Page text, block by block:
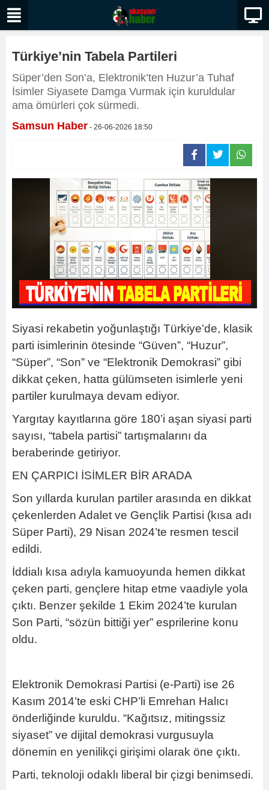
Türkiye’nin Tabela Partileri
Süper’den Son’a, Elektronik’ten Huzur’a Tuhaf
İsimler Siyasete Damga Vurmak için kuruldular
ama ömürleri çok sürmedi.
Samsun Haber - 26-06-2026 18:50
Siyasi rekabetin yoğunlaştığı Türkiye’de, klasik
parti isimlerinin ötesinde “Güven”, “Huzur”,
“Süper”, “Son” ve “Elektronik Demokrasi” gibi
dikkat çeken, hatta gülümseten isimlerle yeni
partiler kurulmaya devam ediyor.
Yargıtay kayıtlarına göre 180’i aşan siyasi parti
sayısı, “tabela partisi” tartışmalarını da
beraberinde getiriyor.
EN ÇARPICI İSİMLER BİR ARADA
Son yıllarda kurulan partiler arasında en dikkat
çekenlerden Adalet ve Gençlik Partisi (kısa adı
Süper Parti), 29 Nisan 2024’te resmen tescil
edildi.
İddialı kısa adıyla kamuoyunda hemen dikkat
çeken parti, gençlere hitap etme vaadiyle yola
çıktı. Benzer şekilde 1 Ekim 2024’te kurulan
Son Parti, “sözün bittiği yer” esprilerine konu
oldu.
Elektronik Demokrasi Partisi (e-Parti) ise 26
Kasım 2014’te eski CHP’li Emrehan Halıcı
önderliğinde kuruldu. “Kağıtsız, mitingssiz
siyaset” ve dijital demokrasi vurgusuyla
dönemin en yenilikçi girişimi olarak öne çıktı.
Parti, teknoloji odaklı liberal bir çizgi benimsedi.